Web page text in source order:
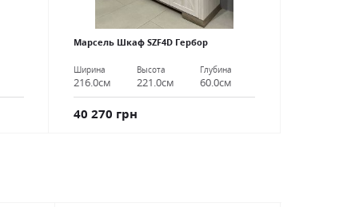
Марсель Шкаф SZF4D Гербор
Ширина
216.0см
Высота
221.0см
Глубина
60.0см
40 270 грн